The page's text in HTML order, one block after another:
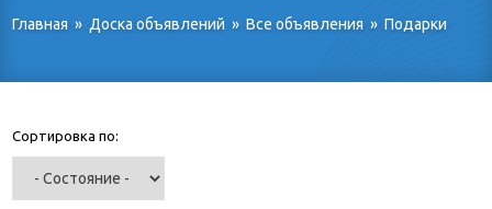
Главная » Доска объявлений » Все объявления » Подарки
Сортировка по: